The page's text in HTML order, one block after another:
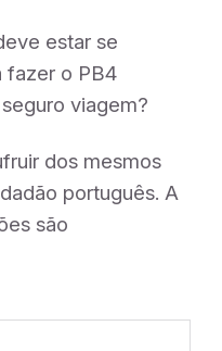
estar se
fazer o PB4
viagem?
dos mesmos
português. A
são